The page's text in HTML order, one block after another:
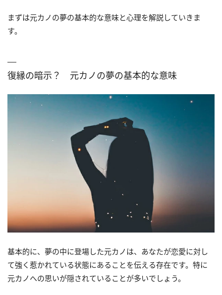
まずは元カノの夢の基本的な意味と心理を解説していきま
す。
復縁の暗示？ 元カノの夢の基本的な意味
基本的に、夢の中に登場した元カノは、あなたが恋愛に対し
て強く惹かれている状態にあることを伝える存在です。特に
元カノへの思いが隠されていることが多いでしょう。